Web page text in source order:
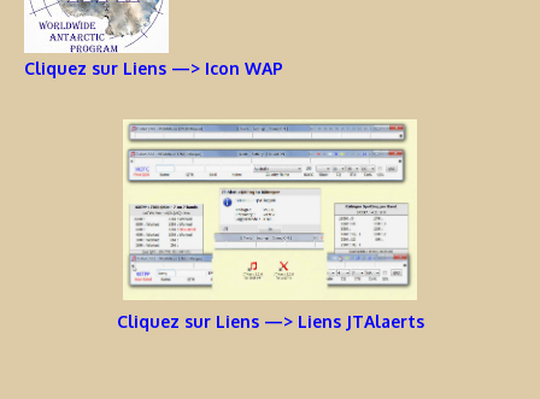
Cliquez sur Liens —> Icon WAP
Cliquez sur Liens —> Liens JTAlaerts